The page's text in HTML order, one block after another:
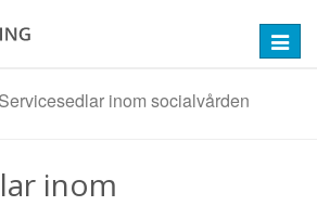
Servicesedlar inom socialvården
inom